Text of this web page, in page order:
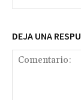
DEJA UNA